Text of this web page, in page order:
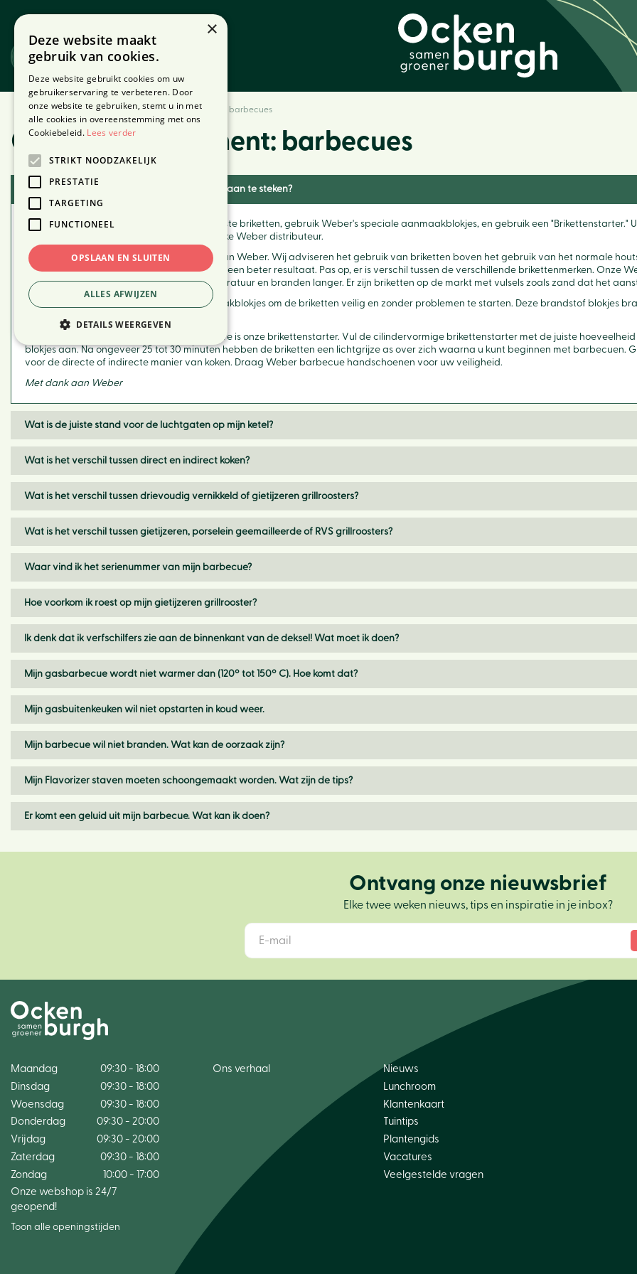
naar
content
Home Veel gestelde vragen Over het assortiment: barbecues
Website Webshop
Over het assortiment: barbecues
Is er een eenvoudige manier om de briketten aan te steken?
Eigenlijk zijn er een paar trucs: gebruik de juiste briketten, gebruik Weber's speciale aanmaakblokjes, en gebruik een
dealer of neem contact op met de plaatselijke Weber distributeur.
Briketten: begin met de premium briketten van Weber. Wij adviseren het gebruik van briketten boven het gebruik van het normale
langer in uw Weber brikettenbarbecue voor een beter resultaat. Pas op, er is verschil tussen de verschillende brikettenmerken. Onze
te steken, behouden een stabiele kooktemperatuur en branden langer. Er zijn briketten op de markt met vulsels zoals zand dat het
Aanmaakblokjes: gebruik de Weber aanmaakblokjes om de briketten veilig en zonder problemen te starten. Deze brandstof blokjes
Brikettenstarter: een ander handig accessoire is onze brikettenstarter. Vul de cilindervormige brikettenstarter met de juiste
blokjes aan. Na ongeveer 25 tot 30 minuten hebben de briketten een lichtgrijze as over zich waarna u kunt beginnen met barbecuen.
voor de directe of indirecte manier van koken. Draag Weber barbecue handschoenen voor uw veiligheid.
Met dank aan Weber
Wat is de juiste stand voor de luchtgaten op mijn ketel?
Wat is het verschil tussen direct en indirect koken?
Wat is het verschil tussen drievoudig vernikkeld of gietijzeren grillroosters?
Wat is het verschil tussen gietijzeren, porselein geemailleerde of RVS grillroosters?
Waar vind ik het serienummer van mijn barbecue?
Hoe voorkom ik roest op mijn gietijzeren grillrooster?
Ik denk dat ik verfschilfers zie aan de binnenkant van de deksel! Wat moet ik doen?
Mijn gasbarbecue wordt niet warmer dan (120º tot 150º C). Hoe komt dat?
Mijn gasbuitenkeuken wil niet opstarten in koud weer.
Mijn barbecue wil niet branden. Wat kan de oorzaak zijn?
Mijn Flavorizer staven moeten schoongemaakt worden. Wat zijn de tips?
Er komt een geluid uit mijn barbecue. Wat kan ik doen?
Ontvang onze nieuwsbrief
Elke twee weken nieuws, tips en inspiratie in je inbox?
Maandag
09:30 - 18:00
Dinsdag
09:30 - 18:00
Woensdag
09:30 - 18:00
Donderdag
09:30 - 20:00
Vrijdag
09:30 - 20:00
Zaterdag
09:30 - 18:00
Zondag
10:00 - 17:00
Onze webshop is 24/7
geopend!
Toon alle openingstijden
Ons verhaal
Nieuws
Lunchroom
Klantenkaart
Tuintips
Plantengids
Vacatures
Veelgestelde vragen
×
Deze website maakt
gebruik van cookies.
Deze website gebruikt cookies om uw
gebruikerservaring te verbeteren. Door
onze website te gebruiken, stemt u in met
alle cookies in overeenstemming met ons
Cookiebeleid. Lees verder
STRIKT NOODZAKELIJK
PRESTATIE
TARGETING
FUNCTIONEEL
OPSLAAN EN SLUITEN
ALLES AFWIJZEN
DETAILS WEERGEVEN